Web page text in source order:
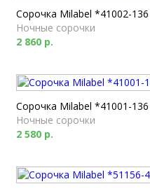
Сорочка Milabel *41002-136
Ночные сорочки
2 860 р.
Сорочка Milabel *41001-136
Ночные сорочки
2 580 р.